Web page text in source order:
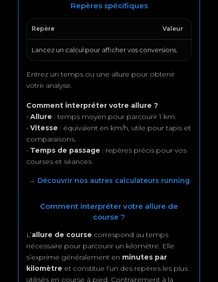
Repères spécifiques
Repère Valeur
Lancez un calcul pour afficher vos conversions.
Entrez un temps ou une allure pour obtenir
votre analyse.
Comment interpréter votre allure ?
• Allure : temps moyen pour parcourir 1 km.
• Vitesse : équivalent en km/h, utile pour tapis et
comparaisons.
• Temps de passage : repères précis pour vos
courses et séances.
→ Découvrir nos autres calculateurs running
Comment interpréter votre allure de
course ?
L’allure de course correspond au temps
nécessaire pour parcourir un kilomètre. Elle
s’exprime généralement en minutes par
kilomètre et constitue l’un des repères les plus
utilisés en course à pied. Contrairement à la